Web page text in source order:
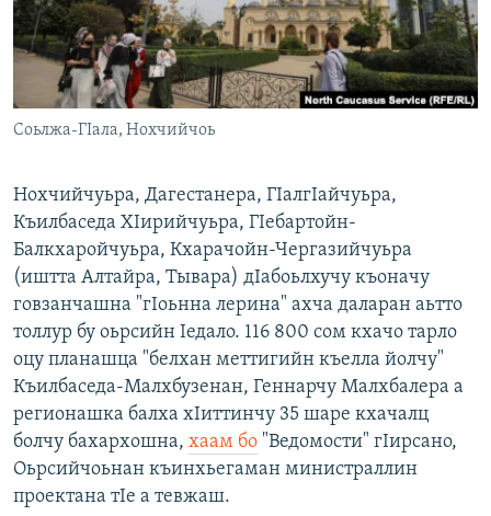
Соьлжа-ГIала, Нохчийчоь
Нохчийчуьра, Дагестанера, ГIалгIайчуьра,
Къилбаседа ХIирийчуьра, ГIебартойн-
Балкхаройчуьра, Кхарачойн-Чергазийчуьра
(иштта Алтайра, Тывара) дIабоьлхучу къоначу
говзанчашна "гIоьнна лерина" ахча даларан аьтто
толлур бу оьрсийн Iедало. 116 800 сом кхачо тарло
оцу планашца "белхан меттигийн къелла йолчу"
Къилбаседа-Малхбузенан, Геннарчу Малхбалера а
регионашка балха хIиттинчу 35 шаре кхачалц
болчу бахархошна, хаам бо "Ведомости" гIирсано,
Оьрсийчоьнан къинхьегаман министраллин
проектана тIе а тевжаш.